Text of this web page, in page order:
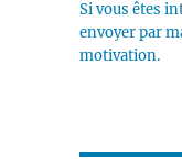
Si vous êtes
envoyer par
motivation.